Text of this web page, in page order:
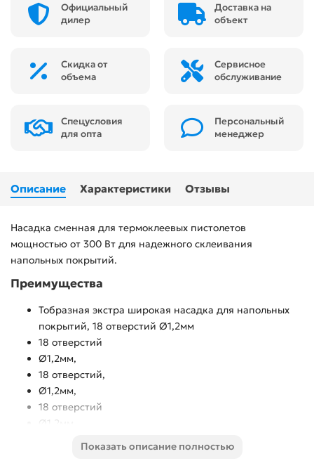
Официальный
дилер
Доставка на
объект
Скидка от
объема
Сервисное
обслуживание
Спецусловия
для опта
Персональный
менеджер
Описание Характеристики Отзывы
Насадка сменная для термоклеевых пистолетов
мощностью от 300 Вт для надежного склеивания
напольных покрытий.
Преимущества
Тобразная экстра широкая насадка для напольных
покрытий, 18 отверстий Ø1,2мм
18 отверстий
Ø1,2мм,
18 отверстий,
Ø1,2мм,
18 отверстий
Ø1,2мм
ИспользованиеПоказать описание полностью